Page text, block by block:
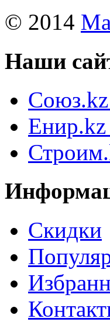
© 2014
Наши
Союз.kz
Енир.kz
Скидки